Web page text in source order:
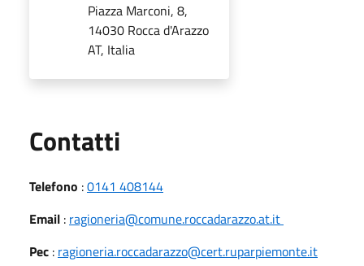
Piazza Marconi, 8,
14030 Rocca d'Arazzo
AT, Italia
Contatti
Telefono :0141 408144
Email : ragioneria@comune.roccadarazzo.at.it
Pec : ragioneria.roccadarazzo@cert.ruparpiemonte.it